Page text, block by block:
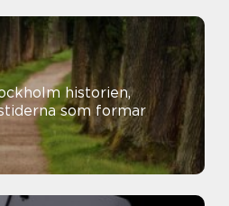
historien,
som formar